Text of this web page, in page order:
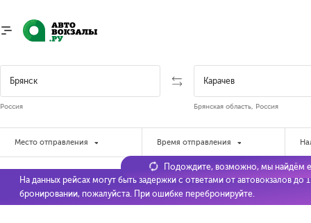
Россия Брянская область, Россия
Место отправления Время отправления
На данных рейсах могут быть задержки с ответами от автовокзалов до
бронировании, пожалуйста. При ошибке перебронируйте.
Подождите, возможно, мы найдём